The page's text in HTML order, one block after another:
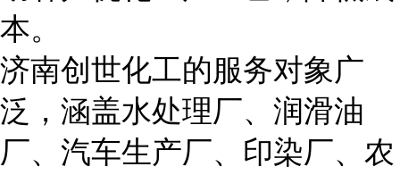
本。
济南创世化工的服务对象广
泛，涵盖水处理厂、润滑油
厂、汽车生产厂、印染厂、农